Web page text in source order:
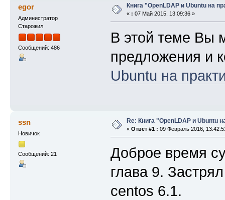
egor
Администратор
Старожил
Сообщений: 486
Книга "OpenLDAP и Ubuntu на
« : 07 Май 2015, 13:09:36 »
В этой теме Вы
предложения и
Ubuntu на
ssn
Новичок
Сообщений: 21
Re: Книга "OpenLDAP и Ubuntu
« Ответ #1 : 09 Февраль 2016,
Доброе время
глава 9.
centos 6.1.